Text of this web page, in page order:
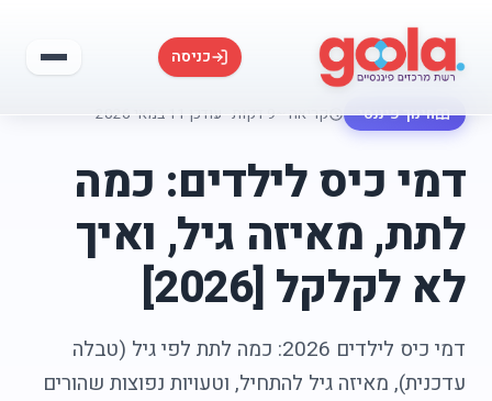
כניסה
חינוך פיננסי קריאה ~9 דקות עודכן 11 במאי 2026
דמי כיס לילדים: כמה
לתת, מאיזה גיל, ואיך
לא לקלקל [2026]
דמי כיס לילדים 2026: כמה לתת לפי גיל (טבלה
עדכנית), מאיזה גיל להתחיל, וטעויות נפוצות שהורים